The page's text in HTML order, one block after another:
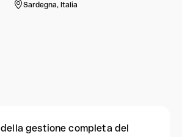
Sardegna, Italia
gestione completa del